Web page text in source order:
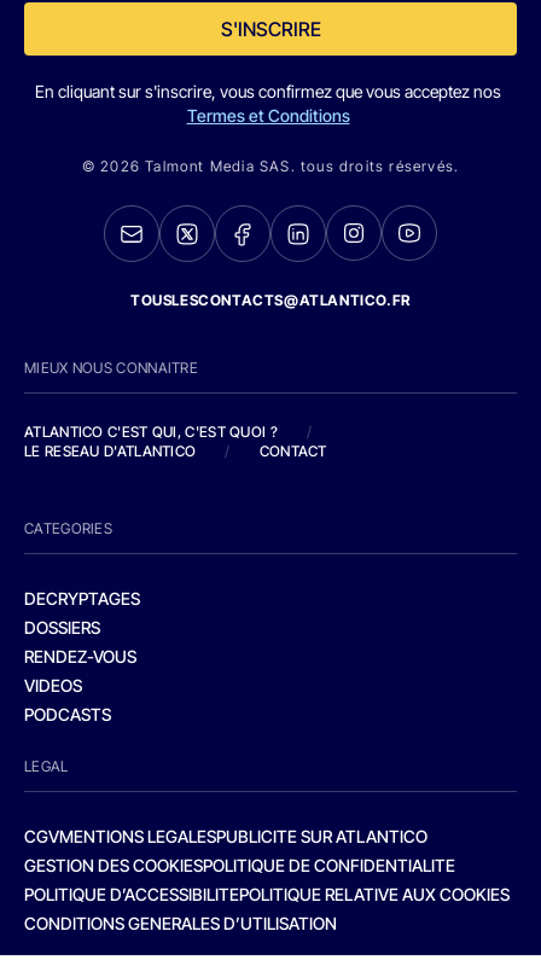
S'INSCRIRE
En cliquant sur s'inscrire, vous confirmez que vous acceptez nos
Termes et Conditions
© 2026 Talmont Media SAS. tous droits réservés.
TOUSLESCONTACTS@ATLANTICO.FR
MIEUX NOUS CONNAITRE
ATLANTICO C'EST QUI, C'EST QUOI ?
/
LE RESEAU D'ATLANTICO
/ CONTACT
CATEGORIES
DECRYPTAGES
DOSSIERS
RENDEZ-VOUS
VIDEOS
PODCASTS
LEGAL
CGVMENTIONS LEGALESPUBLICITE SUR ATLANTICO
GESTION DES COOKIESPOLITIQUE DE CONFIDENTIALITE
POLITIQUE D’ACCESSIBILITEPOLITIQUE RELATIVE AUX COOKIES
CONDITIONS GENERALES D’UTILISATION